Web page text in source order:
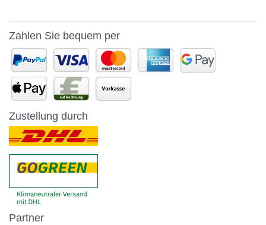
Zahlen Sie bequem per
Zustellung durch
Partner